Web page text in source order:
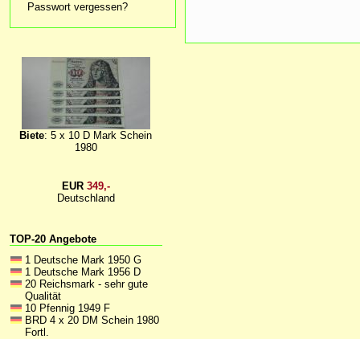
Passwort vergessen?
Biete: 5 x 10 D Mark Schein
1980
EUR 349,-
Deutschland
TOP-20 Angebote
1 Deutsche Mark 1950 G
1 Deutsche Mark 1956 D
20 Reichsmark - sehr gute
Qualität
10 Pfennig 1949 F
BRD 4 x 20 DM Schein 1980
Fortl.